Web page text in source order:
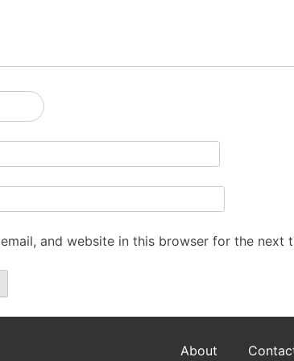
and website in this browser for the next
About